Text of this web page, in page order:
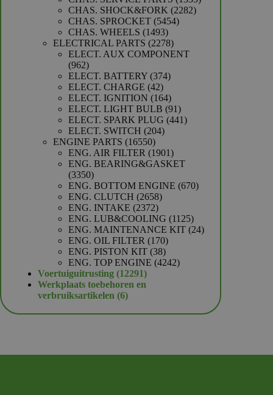
CHAS. SHOCK&FORK 22822282
CHAS. SPROCKET 54545454
CHAS. WHEELS 14931493
producten
ELECTRICAL PARTS 22782278
producten
ELECT. AUX COMPONENT
962962
producten
ELECT. BATTERY 374374
ELECT. CHARGE 4242
producten
ELECT. IGNITION 164164
producten
ELECT. LIGHT BULB 9191
producten
ELECT. SPARK PLUG 441441
ELECT. SWITCH 204204
ENGINE PARTS 1655016550
producten
ENG. AIR FILTER 19011901
producten
ENG. BEARING&GASKET
33503350
producten
ENG. BOTTOM ENGINE 670670
ENG. CLUTCH 26582658
ENG. INTAKE 23722372
producten
ENG. LUB&COOLING 11251125
producten
ENG. MAINTENANCE KIT 2424
ENG. OIL FILTER 170170
producten
ENG. PISTON KIT 3838
producten
ENG. TOP ENGINE 42424242
Voertuiguitrusting 1229112291
producten
Werkplaats toebehoren en
verbruiksartikelen 66